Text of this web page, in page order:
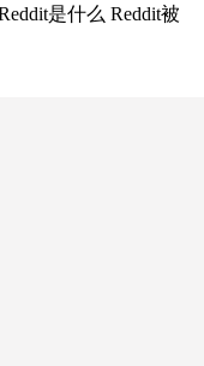
是什么 Reddit被